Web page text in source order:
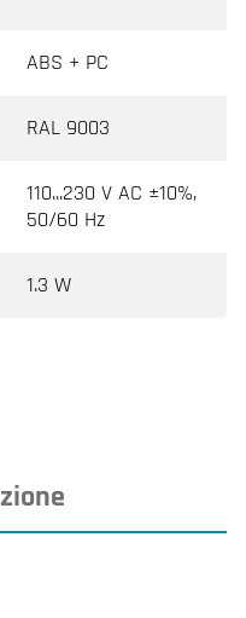
ABS + PC
RAL 9003
110...230 V AC ±10%,
50/60 Hz
1.3 W